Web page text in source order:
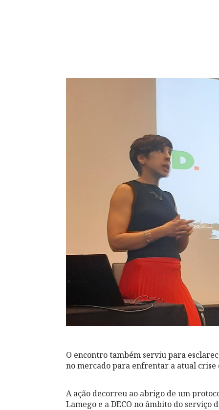
O encontro também serviu para
no mercado para enfrentar a atual crise
A ação decorreu ao abrigo de um
Lamego e a DECO no âmbito do